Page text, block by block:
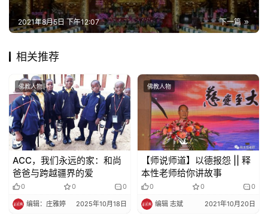
录
教
术
政
策
法
规
免
责
下一篇
2021年8月5日 下午12:07
相关推荐
佛教人物
​​ACC，我们永远的家：和尚
爸爸与跨越疆界的爱​​
0 0 0
编辑：庄雅婷 2025年10月18日
佛教人物
【师说师道】以德报怨 || 释
本性老师给你讲故事
0 0 0
编辑 志斌 2021年10月20日